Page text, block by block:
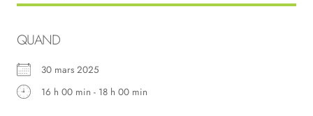
QUAND
30 mars 2025
16 h 00 min - 18 h 00 min